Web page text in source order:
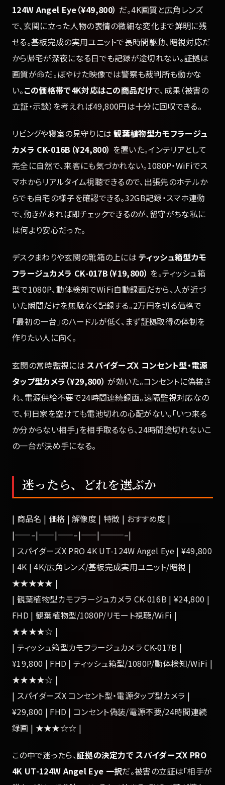
124W Angel Eye（¥49,800） だ。4K画質と広角レンズ
で、玄関に立った人物の表情の微細な変化まで鮮明に残
せる。基板完成の実用ユニットで長時間駆動、暗視対応だ
から帰宅が深夜になる日でも記録が途切れない。証拠は
画質が命だ。ぼやけた映像では警察も裁判所も動かな
い。この価格帯で4K対応はこの商品だけで、成果（被害の
立証・示談）を考えれば49,800円は十分に回収できる。
リビングや寝室の見守りには観葉植物型カモフラージュ
カメラ CK-016B（¥24,800） を置いた。インテリアとして
完全に自然で、来客にも気づかれない。1080P・WiFiでス
マホからリアルタイム視聴できるので、出張先のホテルか
らでも自宅の様子を確認できる。32GB記録・スマホ連動
で、動きがあれば即チェックできるのが、留守がちな私に
は何より安心だった。
デスクまわりや玄関の靴箱の上にはティッシュ箱型カモ
フラージュカメラ CK-017B（¥19,800） を。ティッシュ箱
型で1080P、動体検知でWiFi自動録画だから、人が近づ
いた瞬間だけを無駄なく記録する。2万円を切る価格で
「最初の一台」のハードルが低く、まず証拠取得の体制を
作りたい人に向く。
玄関の常時監視にはスパイダーズX コンセント型・電源
タップ型カメラ（¥29,800） が効いた。コンセントに偽装さ
れ、電源供給不要で24時間連続録画。遠隔監視対応なの
で、何日家を空けても電池切れの心配がない。「いつ来る
か分からない相手」を相手取るなら、24時間途切れないこ
の一台が決め手になる。
迷ったら、どれを選ぶか
| 商品名 | 価格 | 解像度 | 特徴 | おすすめ度 |
|——–|——|——–|——|———–|
| スパイダーズX PRO 4K UT-124W Angel Eye | ¥49,800
| 4K | 4K/広角レンズ/基板完成実用ユニット/暗視 |
★★★★★ |
| 観葉植物型カモフラージュカメラ CK-016B | ¥24,800 |
FHD | 観葉植物型/1080P/リモート視聴/WiFi |
★★★★☆ |
| ティッシュ箱型カモフラージュカメラ CK-017B |
¥19,800 | FHD | ティッシュ箱型/1080P/動体検知/WiFi |
★★★★☆ |
| スパイダーズX コンセント型・電源タップ型カメラ |
¥29,800 | FHD | コンセント偽装/電源不要/24時間連続
録画 | ★★★☆☆ |
この中で迷ったら、証拠の決定力で スパイダーズX PRO
4K UT-124W Angel Eye 一択だ。被害の立証は「相手が